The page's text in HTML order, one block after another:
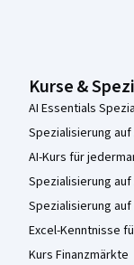
Kurse &
AI Essentials
Spezialisierung
AI-Kurs für
Spezialisierung
Spezialisierung auf
Excel-Kenntnisse
Kurs Finanzmärkte